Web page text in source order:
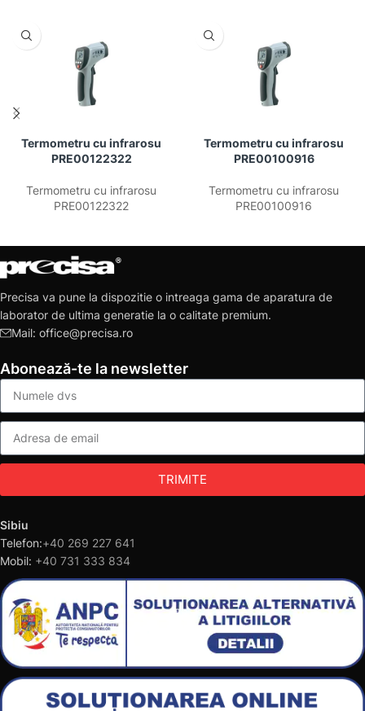
Termometru cu infrarosu
PRE00122322
Termometru cu infrarosu
PRE00122322
Termometru cu infrarosu
PRE00100916
Termometru cu infrarosu
PRE00100916
Precisa va pune la dispozitie o intreaga gama de aparatura de
laborator de ultima generatie la o calitate premium.
Mail: office@precisa.ro
Abonează-te la newsletter
TRIMITE
Sibiu
Telefon:+40 269 227 641
Mobil: +40 731 333 834